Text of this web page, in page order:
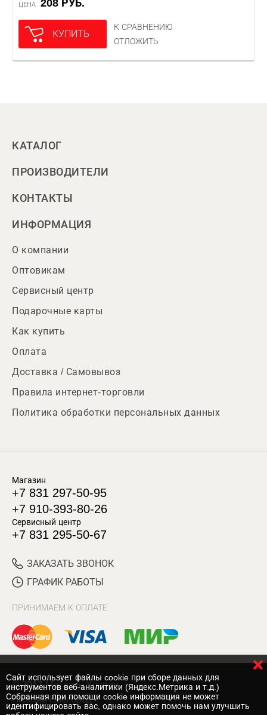
ЦЕНА 208 РУБ.
КУПИТЬ
К СРАВНЕНИЮ
ОТЛОЖИТЬ
КАТАЛОГ
ПРОИЗВОДИТЕЛИ
КОНТАКТЫ
ИНФОРМАЦИЯ
О компании
Оптовикам
Сервисный центр
Подарочные карты
Как купить
Оплата
Доставка / Самовывоз
Правила интернет-торговли
Политика обработки персональных данных
Магазин
+7 831 297-50-95
+7 910-393-80-26
Сервисный центр
+7 831 295-50-67
ЗАКАЗАТЬ ЗВОНОК
ГРАФИК РАБОТЫ
ПРИНИМАЕМ К ОПЛАТЕ
© 2017 Магазин Хозяин
Нижний Новгород
Cайт использует файлы cookie при сборе данных для
инструментов веб-аналитики (Яндекс.Метрика и т.д.)
Собранная при помощи cookie информация не может
идентифицировать вас, однако может помочь нам улучшить